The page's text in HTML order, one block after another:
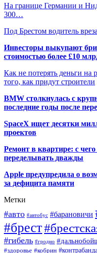
На границе Германии и
300…
Под Брестом водитель
Инвесторы выкупают
стоимостью более £10
Как не потерять деньги на
того, как придут строители
BMW столкнулась с
последние годы после
SpaceX ищет десятки
проектов
Ремонт в квартире: с
переделывать дважды
Apple предупредила о
за дефицита памяти
Метки
#авто #автобус #барановичи
#брест
#гибель #гродно
#здоровье #кобрин